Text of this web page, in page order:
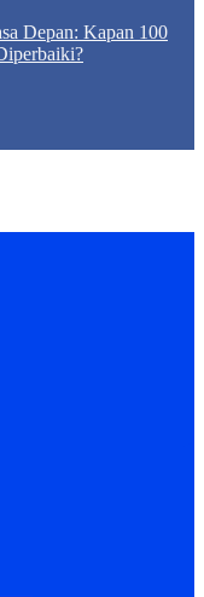
Depan: Kapan 100